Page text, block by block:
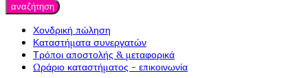
αναζήτηση
Χονδρική πώληση
Καταστήματα συνεργατών
Τρόποι αποστολής & μεταφορικά
Ωράριο καταστήματος - επικοινωνία